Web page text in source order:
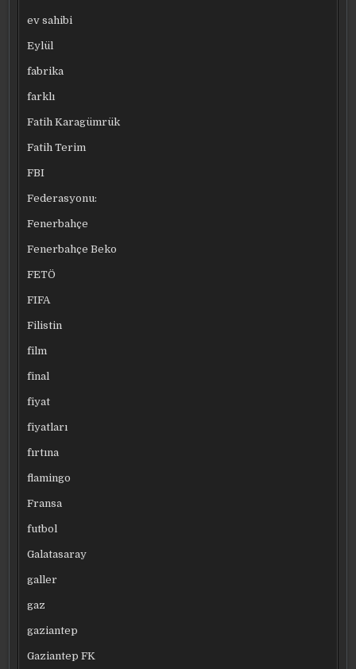
ev sahibi
Eylül
fabrika
farklı
Fatih Karagümrük
Fatih Terim
FBI
Federasyonu:
Fenerbahçe
Fenerbahçe Beko
FETÖ
FIFA
Filistin
film
final
fiyat
fiyatları
fırtına
flamingo
Fransa
futbol
Galatasaray
galler
gaz
gaziantep
Gaziantep FK